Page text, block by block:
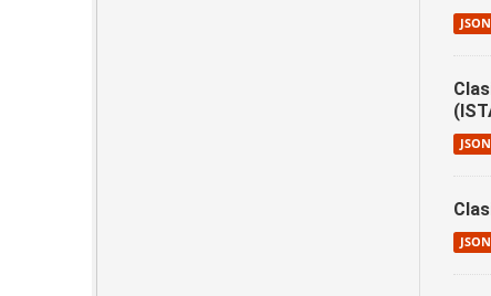
JSON
JSON
JSON